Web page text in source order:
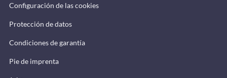
Configuración de las cookies
Protección de datos
Condiciones de garantía
Pie de imprenta